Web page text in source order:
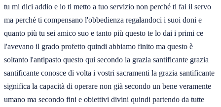
tu mi dici addio e io ti metto a tuo servizio non perché ti fai il servo
ma perché ti compensano l'obbedienza regalandoci i suoi doni e
quanto più tu sei amico suo e tanto più questo te lo dai i primi ce
l'avevano il grado profetto quindi abbiamo finito ma questo è
soltanto l'antipasto questo qui secondo la grazia santificante grazia
santificante conosce di volta i vostri sacramenti la grazia santificante
significa la capacità di operare non già secondo un bene veramente
umano ma secondo fini e obiettivi divini quindi partendo da tutte